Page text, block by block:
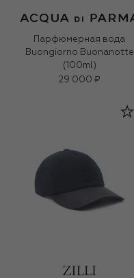
Парфюмерная вода
Buongiorno Buonanotte
(100ml)
29 000 ₽